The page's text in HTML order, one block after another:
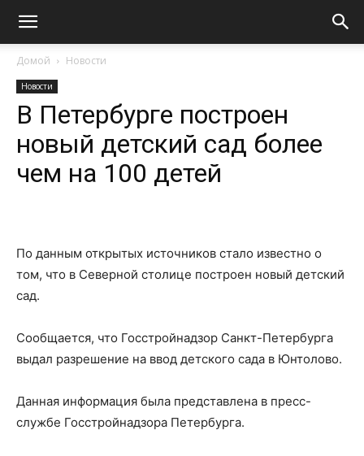
Домой Новости
Новости
В Петербурге построен
новый детский сад более
чем на 100 детей
По данным открытых источников стало известно о
том, что в Северной столице построен новый детский
сад.
Сообщается, что Госстройнадзор Санкт-Петербурга
выдал разрешение на ввод детского сада в Юнтолово.
Данная информация была представлена в пресс-
службе Госстройнадзора Петербурга.